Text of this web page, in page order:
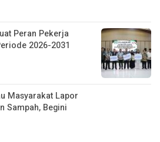
Peran Pekerja
2026-2031
Masyarakat Lapor
Sampah, Begini